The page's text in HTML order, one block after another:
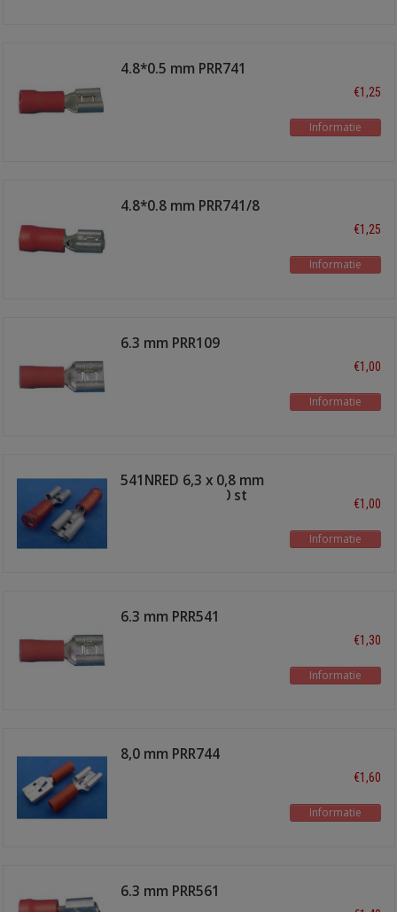
4.8*0.5 mm PRR741
€1,25
Informatie
4.8*0.8 mm PRR741/8
€1,25
Informatie
6.3 mm PRR109
€1,00
Informatie
541NRED 6,3 x 0,8 mm
schuifstekker 10 st
€1,00
Informatie
6.3 mm PRR541
€1,30
Informatie
8,0 mm PRR744
€1,60
Informatie
6.3 mm PRR561